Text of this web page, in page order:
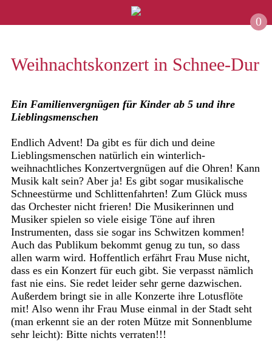
0
Weihnachtskonzert in Schnee-Dur
Ein Familienvergnügen für Kinder ab 5 und ihre
Lieblingsmenschen
Endlich Advent! Da gibt es für dich und deine
Lieblingsmenschen natürlich ein winterlich-
weihnachtliches Konzertvergnügen auf die Ohren! Kann
Musik kalt sein? Aber ja! Es gibt sogar musikalische
Schneestürme und Schlittenfahrten! Zum Glück muss
das Orchester nicht frieren! Die Musikerinnen und
Musiker spielen so viele eisige Töne auf ihren
Instrumenten, dass sie sogar ins Schwitzen kommen!
Auch das Publikum bekommt genug zu tun, so dass
allen warm wird. Hoffentlich erfährt Frau Muse nicht,
dass es ein Konzert für euch gibt. Sie verpasst nämlich
fast nie eins. Sie redet leider sehr gerne dazwischen.
Außerdem bringt sie in alle Konzerte ihre Lotusflöte
mit! Also wenn ihr Frau Muse einmal in der Stadt seht
(man erkennt sie an der roten Mütze mit Sonnenblume
sehr leicht): Bitte nichts verraten!!!